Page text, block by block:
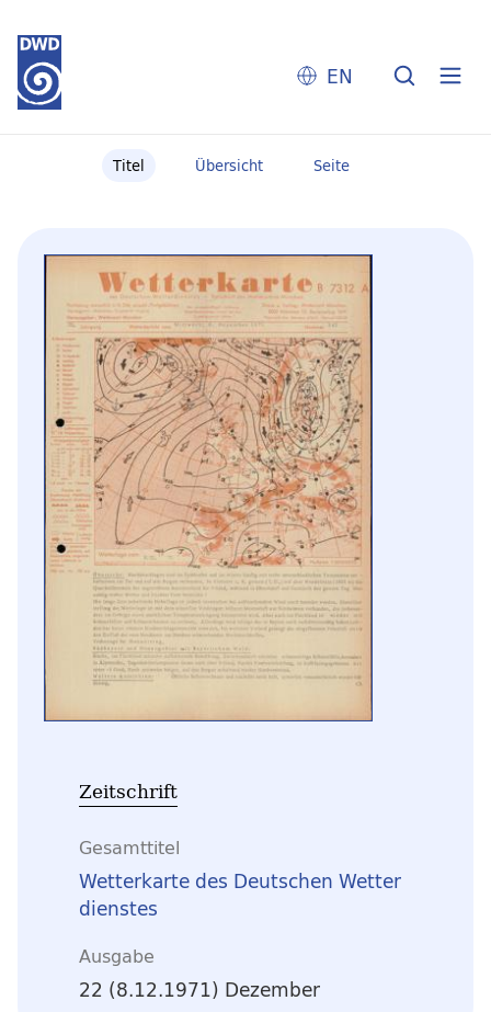
EN
Titel Übersicht Seite
Zeitschrift
Gesamttitel
Wetterkarte des Deutschen Wetter
dienstes
Ausgabe
22 (8.12.1971) Dezember